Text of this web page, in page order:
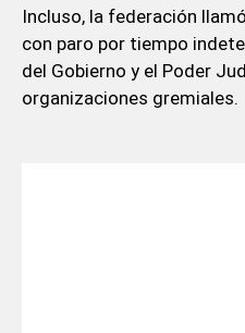
Incluso, la federación
con paro por tiempo
del Gobierno y el Poder
organizaciones gremiales.